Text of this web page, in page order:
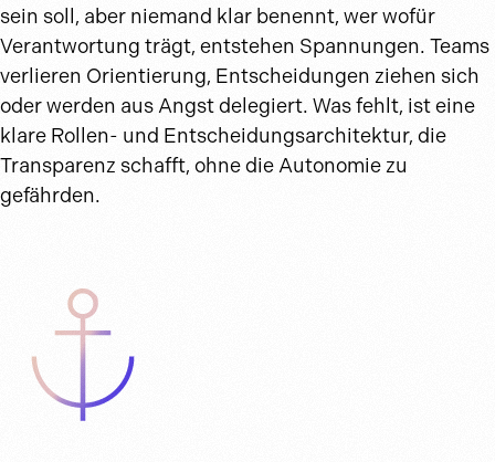
sein soll, aber niemand klar benennt, wer wofür
Verantwortung trägt, entstehen Spannungen. Teams
verlieren Orientierung, Entscheidungen ziehen sich
oder werden aus Angst delegiert. Was fehlt, ist eine
klare Rollen- und Entscheidungsarchitektur, die
Transparenz schafft, ohne die Autonomie zu
gefährden.